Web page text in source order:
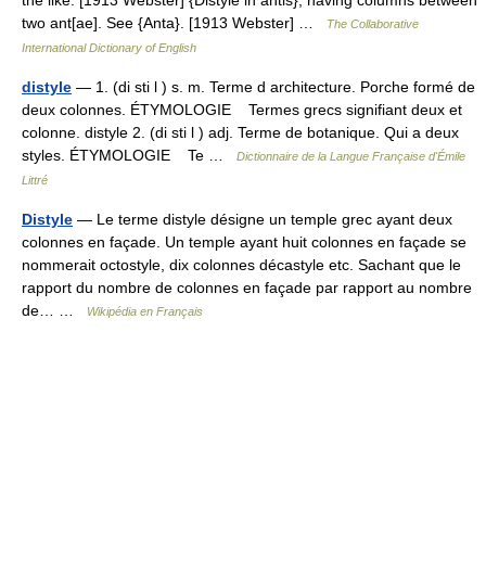
two ant[ae]. See {Anta}. [1913 Webster] …
The Collaborative
International Dictionary of English
distyle — 1. (di sti l ) s. m. Terme d architecture. Porche formé de
deux colonnes. ÉTYMOLOGIE Termes grecs signifiant deux et
colonne. distyle 2. (di sti l ) adj. Terme de botanique. Qui a deux
styles. ÉTYMOLOGIE Te …
Dictionnaire de la Langue Française d'Émile
Littré
Distyle — Le terme distyle désigne un temple grec ayant deux
colonnes en façade. Un temple ayant huit colonnes en façade se
nommerait octostyle, dix colonnes décastyle etc. Sachant que le
rapport du nombre de colonnes en façade par rapport au nombre
de… …
Wikipédia en Français